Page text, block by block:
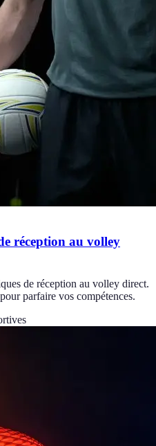
réception au volley
de réception au volley direct.
parfaire vos compétences.